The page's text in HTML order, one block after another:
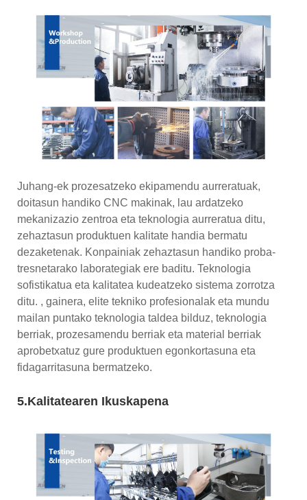
Juhang-ek prozesatzeko ekipamendu aurreratuak,
doitasun handiko CNC makinak, lau ardatzeko
mekanizazio zentroa eta teknologia aurreratua ditu,
zehaztasun produktuen kalitate handia bermatu
dezaketenak. Konpainiak zehaztasun handiko proba-
tresnetarako laborategiak ere baditu. Teknologia
sofistikatua eta kalitatea kudeatzeko sistema zorrotza
ditu. , gainera, elite tekniko profesionalak eta mundu
mailan puntako teknologia taldea bilduz, teknologia
berriak, prozesamendu berriak eta material berriak
aprobetxatuz gure produktuen egonkortasuna eta
fidagarritasuna bermatzeko.
5.Kalitatearen Ikuskapena